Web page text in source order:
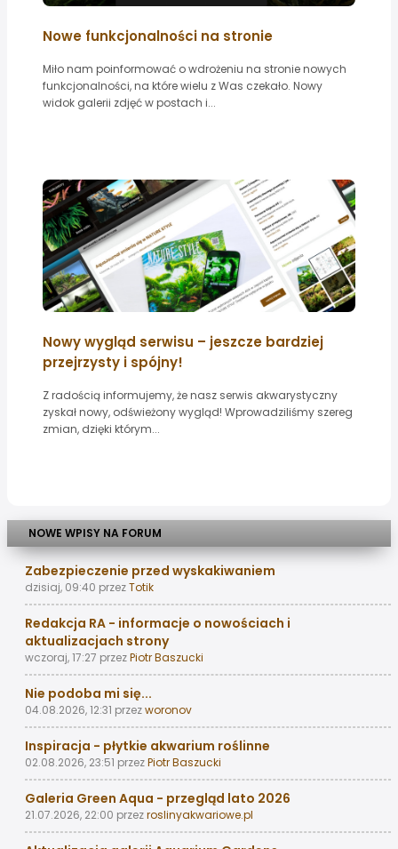
Nowe funkcjonalności na stronie
Miło nam poinformować o wdrożeniu na stronie nowych
funkcjonalności, na które wielu z Was czekało. Nowy
widok galerii zdjęć w postach i...
Nowy wygląd serwisu – jeszcze bardziej
przejrzysty i spójny!
Z radością informujemy, że nasz serwis akwarystyczny
zyskał nowy, odświeżony wygląd! Wprowadziliśmy szereg
zmian, dzięki którym...
NOWE WPISY NA FORUM
Zabezpieczenie przed wyskakiwaniem
dzisiaj, 09:40 przezTotik
Redakcja RA - informacje o nowościach i
aktualizacjach strony
wczoraj, 17:27 przezPiotr Baszucki
Nie podoba mi się...
04.08.2026, 12:31 przezworonov
Inspiracja - płytkie akwarium roślinne
02.08.2026, 23:51 przezPiotr Baszucki
Galeria Green Aqua - przegląd lato 2026
21.07.2026, 22:00 przezroslinyakwariowe.pl